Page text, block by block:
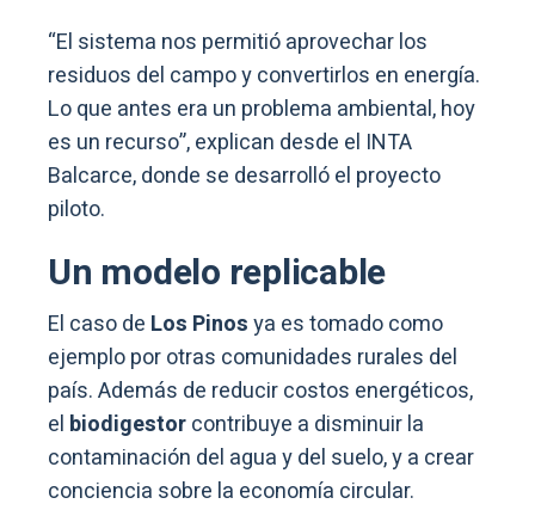
“El sistema nos permitió aprovechar los
residuos del campo y convertirlos en energía.
Lo que antes era un problema ambiental, hoy
es un recurso”, explican desde el INTA
Balcarce, donde se desarrolló el proyecto
piloto.
Un modelo replicable
El caso de Los Pinosya es tomado como
ejemplo por otras comunidades rurales del
país. Además de reducir costos energéticos,
el biodigestorcontribuye a disminuir la
contaminación del agua y del suelo, y a crear
conciencia sobre la economía circular.